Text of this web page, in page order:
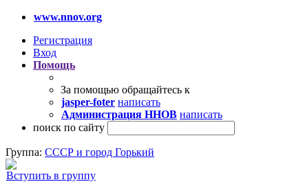
www.nnov.org
Регистрация
Вход
Помощь
За помощью обращайтесь к
jasper-foter написать
Администрация ННОВ написать
поиск по сайту
Группа: СССР и город Горький
Вступить в группу